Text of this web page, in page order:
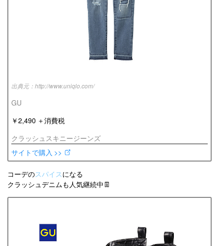
http://www.uniqlo.com/
GU
￥2,490 ＋消費税
クラッシュスキニージーンズ
サイトで購入 >>
コーデのスパイスになる
クラッシュデニムも人気継続中👖